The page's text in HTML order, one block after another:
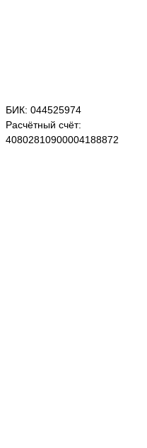
БИК: 044525974
Расчётный счёт:
40802810900004188872